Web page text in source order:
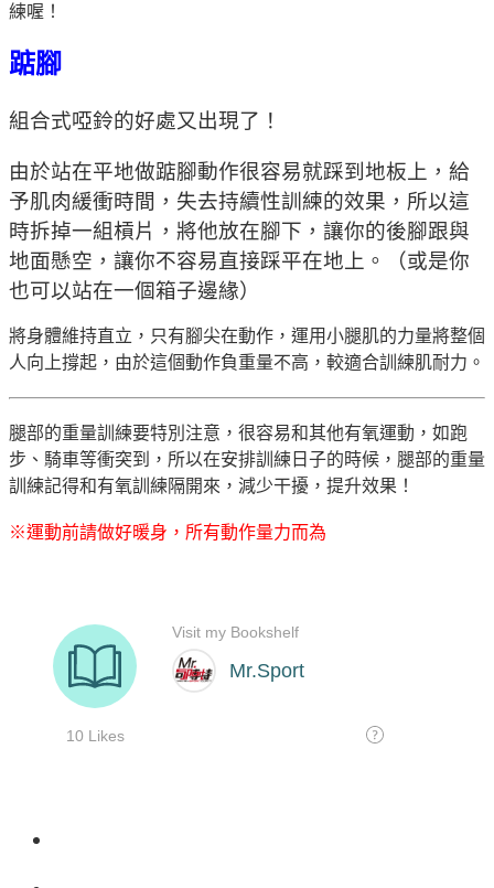
練喔！
踮腳
組合式啞鈴的好處又出現了！
由於站在平地做踮腳動作很容易就踩到地板上，給
予肌肉緩衝時間，失去持續性訓練的效果，所以這
時拆掉一組槓片，將他放在腳下，讓你的後腳跟與
地面懸空，讓你不容易直接踩平在地上。（或是你
也可以站在一個箱子邊緣）
將身體維持直立，只有腳尖在動作，運用小腿肌的力量將整個
人向上撐起，由於這個動作負重量不高，較適合訓練肌耐力。
腿部的重量訓練要特別注意，很容易和其他有氧運動，如跑
步、騎車等衝突到，所以在安排訓練日子的時候，腿部的重量
訓練記得和有氧訓練隔開來，減少干擾，提升效果！
※運動前請做好暖身，所有動作量力而為